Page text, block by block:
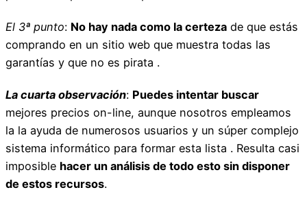
El 3ª punto: No hay nada como la certeza de que estás
comprando en un sitio web que muestra todas las
garantías y que no es pirata .
La cuarta observación: Puedes intentar buscar
mejores precios on-line, aunque nosotros empleamos
la la ayuda de numerosos usuarios y un súper complejo
sistema informático para formar esta lista . Resulta casi
imposible hacer un análisis de todo esto sin disponer
de estos recursos.